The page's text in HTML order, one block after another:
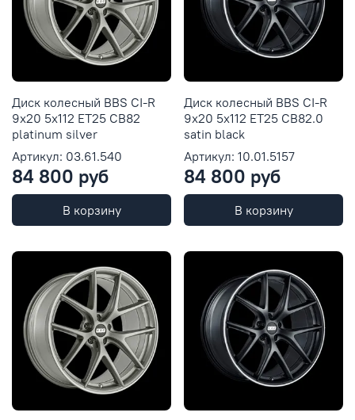
Диск колесный BBS CI-R
9x20 5x112 ET25 CB82
platinum silver
Артикул: 03.61.540
84 800 руб
В корзину
Диск колесный BBS CI-R
9x20 5x112 ET25 CB82.0
satin black
Артикул: 10.01.5157
84 800 руб
В корзину